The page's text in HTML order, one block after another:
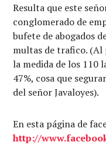
Resulta que este
conglomerado de
bufete de abogados
multas de trafico. (Al
la medida de los 110
47%, cosa que
del señor Javaloyes).
En esta página de
http://